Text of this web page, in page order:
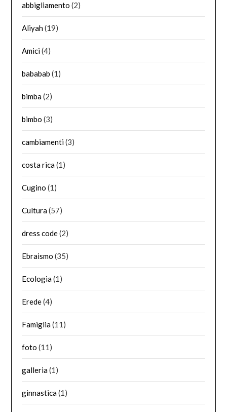
abbigliamento (2)
Aliyah(19)
Amici(4)
bababab (1)
bimba(2)
bimbo (3)
cambiamenti(3)
costa rica(1)
Cugino (1)
Cultura(57)
dress code(2)
Ebraismo (35)
Ecologia(1)
Erede(4)
Famiglia(11)
foto (11)
galleria(1)
ginnastica(1)